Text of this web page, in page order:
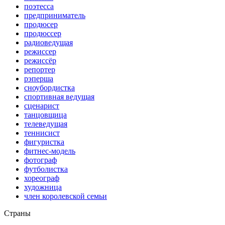
поэтесса
предприниматель
продюсер
продюссер
радиоведущая
режиссер
режиссёр
репортер
рэперша
сноубордистка
спортивная ведущая
сценарист
танцовщица
телеведущая
теннисист
фигуристка
фитнес-модель
фотограф
футболистка
хореограф
художница
член королевской семьи
Страны